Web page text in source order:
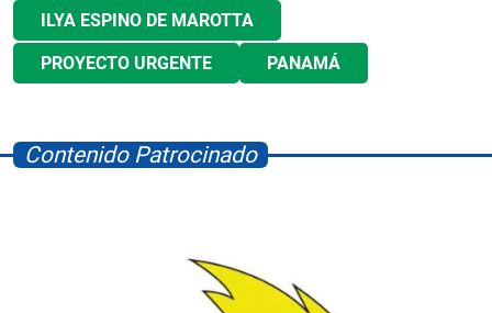
ILYA ESPINO DE MAROTTA
PROYECTO URGENTE PANAMÁ
Contenido Patrocinado